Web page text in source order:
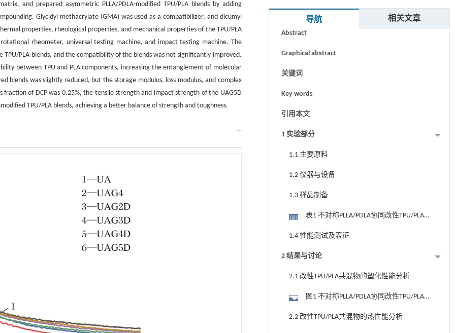
and prepared asymmetric PLLA/PDLA-modified TPU/PLA blends by adding
Glycidyl methacrylate (GMA) was used as a compatibilizer, and dicumyl
properties, rheological properties, and mechanical properties of the TPU/PLA
rheometer, universal testing machine, and impact testing machine. The
PLA blends, and the compatibility of the blends was not significantly improved.
between TPU and PLA components, increasing the entanglement of molecular
blends was slightly reduced, but the storage modulus, loss modulus, and complex
of DCP was 0.25%, the tensile strength and impact strength of the UAG5D
TPU/PLA blends, achieving a better balance of strength and toughness.
导航 相关文章
Abstract
Graphical abstract
关键词
Key words
引用本文
1 实验部分
1.1 主要原料
1.2 仪器与设备
1.3 样品制备
表1 不对称PLLA/PDLA协同改性TPU/PLA
共混物的配方 (%)
1.4 性能测试及表征
2 结果与讨论
2.1 改性TPU/PLA共混物的塑化性能分析
图1 不对称PLLA/PDLA协同改性TPU/PLA
共混物的扭矩曲线
2.2 改性TPU/PLA共混物的热性能分析